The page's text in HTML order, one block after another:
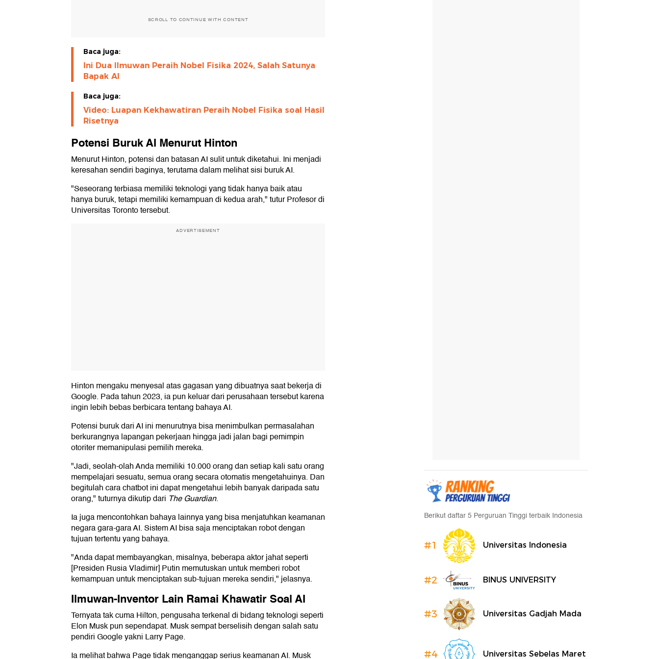
SCROLL TO CONTINUE WITH CONTENT
Baca juga:
Ini Dua Ilmuwan Peraih Nobel Fisika 2024, Salah Satunya
Bapak AI
Baca juga:
Video: Luapan Kekhawatiran Peraih Nobel Fisika soal Hasil
Risetnya
Potensi Buruk AI Menurut Hinton
Menurut Hinton, potensi dan batasan AI sulit untuk diketahui. Ini menjadi
keresahan sendiri baginya, terutama dalam melihat sisi buruk AI.
"Seseorang terbiasa memiliki teknologi yang tidak hanya baik atau
hanya buruk, tetapi memiliki kemampuan di kedua arah," tutur Profesor di
Universitas Toronto tersebut.
ADVERTISEMENT
Hinton mengaku menyesal atas gagasan yang dibuatnya saat bekerja di
Google. Pada tahun 2023, ia pun keluar dari perusahaan tersebut karena
ingin lebih bebas berbicara tentang bahaya AI.
Potensi buruk dari AI ini menurutnya bisa menimbulkan permasalahan
berkurangnya lapangan pekerjaan hingga jadi jalan bagi pemimpin
otoriter memanipulasi pemilih mereka.
"Jadi, seolah-olah Anda memiliki 10.000 orang dan setiap kali satu orang
mempelajari sesuatu, semua orang secara otomatis mengetahuinya. Dan
begitulah cara chatbot ini dapat mengetahui lebih banyak daripada satu
orang," tuturnya dikutip dari The Guardian.
Ia juga mencontohkan bahaya lainnya yang bisa menjatuhkan keamanan
negara gara-gara AI. Sistem AI bisa saja menciptakan robot dengan
tujuan tertentu yang bahaya.
"Anda dapat membayangkan, misalnya, beberapa aktor jahat seperti
[Presiden Rusia Vladimir] Putin memutuskan untuk memberi robot
kemampuan untuk menciptakan sub-tujuan mereka sendiri," jelasnya.
Ilmuwan-Inventor Lain Ramai Khawatir Soal AI
Ternyata tak cuma Hilton, pengusaha terkenal di bidang teknologi seperti
Elon Musk pun sependapat. Musk sempat berselisih dengan salah satu
pendiri Google yakni Larry Page.
Ia melihat bahwa Page tidak menganggap serius keamanan AI. Musk
Berikut daftar 5 Perguruan Tinggi terbaik Indonesia
#1 Universitas Indonesia
#2 BINUS UNIVERSITY
#3 Universitas Gadjah Mada
#4 Universitas Sebelas Maret